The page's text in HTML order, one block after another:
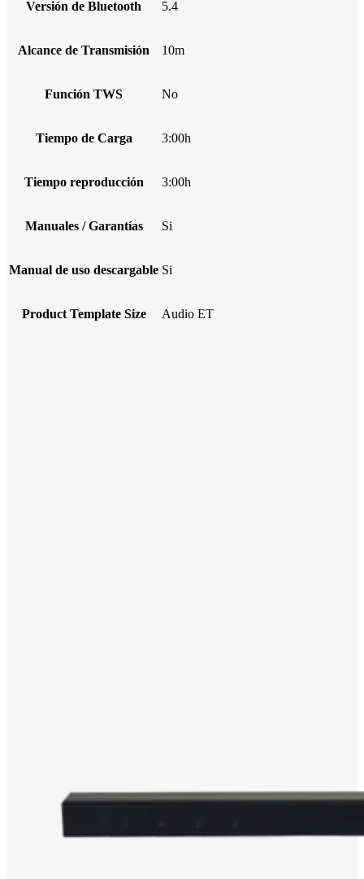
Versión de Bluetooth 5.4
Alcance de Transmisión 10m
Función TWS No
Tiempo de Carga 3:00h
Tiempo reproducción 3:00h
Manuales / Garantías Si
Manual de uso descargable Si
Product Template Size Audio ET